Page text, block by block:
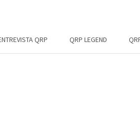
QRP QRP LEGEND